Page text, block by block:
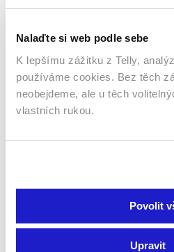
Nalaďte si web podle sebe
K lepšímu zážitku z Telly,
používáme cookies. Bez těch
neobejdeme, ale u těch
vlastních rukou.
Povolit
Upravit